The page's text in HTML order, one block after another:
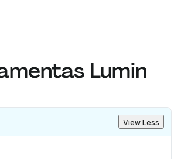
Lumin
View Less